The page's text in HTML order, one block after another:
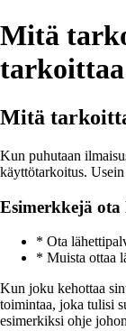
Mitä
Mitä
Kun puhutaan
käyttötarkoitus.
Esimerkkejä ota
* Ota
* Muista ottaa
Kun joku kehottaa
toimintaa, joka tulisi
esimerkiksi ohje